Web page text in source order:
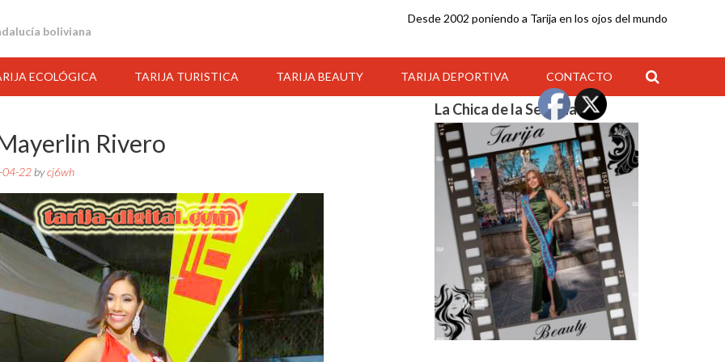
boliviana
Desde 2002 poniendo a Tarija en los ojos del mundo
ECOLÓGICA TARIJA TURISTICA TARIJA BEAUTY TARIJA DEPORTIVA CONTACTO
Rivero
04-22bycj6wh
10:00 12:00 14:00 15:00 16:00 18:00 19:00 20:00 21:00 22:00
La Chica de la Semana